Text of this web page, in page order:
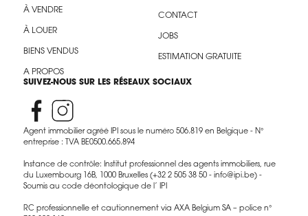
À VENDRE
À LOUER
BIENS VENDUS
A PROPOS
CONTACT
JOBS
ESTIMATION GRATUITE
SUIVEZ-NOUS SUR LES RÉSEAUX SOCIAUX
Agent immobilier agréé IPI sous le numéro 506.819 en Belgique - N°
entreprise : TVA BE0500.665.894
Instance de contrôle: Institut professionnel des agents immobiliers, rue
du Luxembourg 16B, 1000 Bruxelles (+32 2 505 38 50 - info@ipi.be) -
Soumis au code déontologique de l’ IPI
RC professionnelle et cautionnement via AXA Belgium SA – police n°